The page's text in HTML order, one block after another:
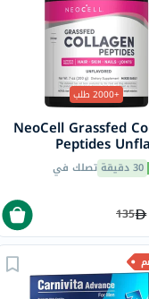
+2000 طلب
NeoCell Grassfed
Peptides
30 دقيقة تصلك في
135